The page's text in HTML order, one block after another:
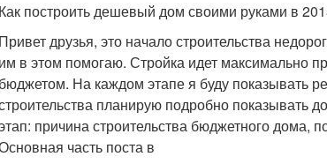
Как построить дешевый дом своими руками в
Привет друзья, это начало строительства
им в этом помогаю. Стройка идет
бюджетом. На каждом этапе я буду показывать
планирую подробно показывать
причина строительства бюджетного дома,
часть поста в